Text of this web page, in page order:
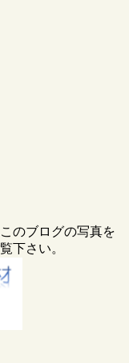
のブログの写真を
下さい。